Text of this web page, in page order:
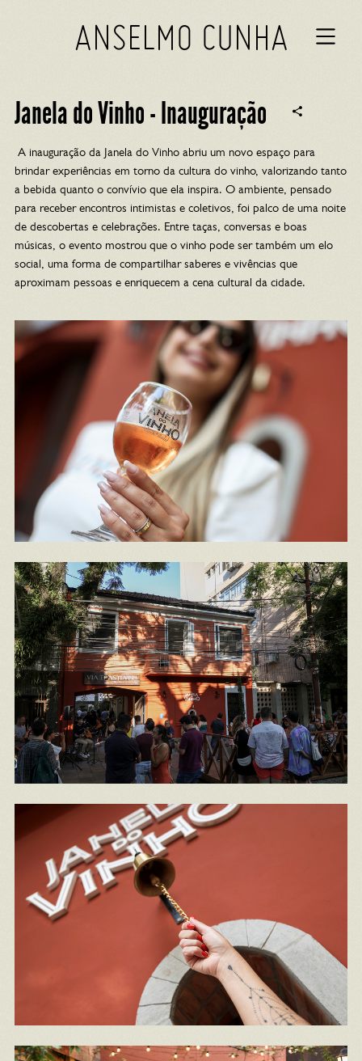
ANSELMO CUNHA
Janela do Vinho - Inauguração
A inauguração da Janela do Vinho abriu um novo espaço para
brindar experiências em torno da cultura do vinho, valorizando tanto
a bebida quanto o convívio que ela inspira. O ambiente, pensado
para receber encontros intimistas e coletivos, foi palco de uma noite
de descobertas e celebrações. Entre taças, conversas e boas
músicas, o evento mostrou que o vinho pode ser também um elo
social, uma forma de compartilhar saberes e vivências que
aproximam pessoas e enriquecem a cena cultural da cidade.